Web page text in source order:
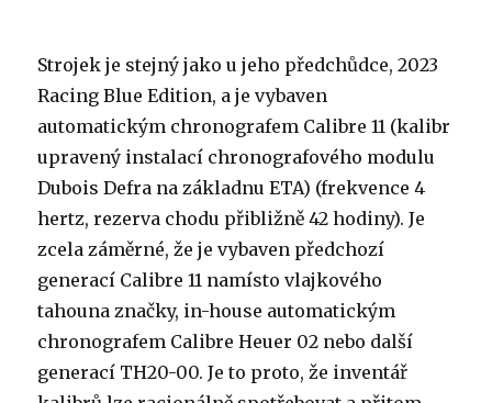
Strojek je stejný jako u jeho předchůdce, 2023
Racing Blue Edition, a je vybaven
automatickým chronografem Calibre 11 (kalibr
upravený instalací chronografového modulu
Dubois Defra na základnu ETA) (frekvence 4
hertz, rezerva chodu přibližně 42 hodiny). Je
zcela záměrné, že je vybaven předchozí
generací Calibre 11 namísto vlajkového
tahouna značky, in-house automatickým
chronografem Calibre Heuer 02 nebo další
generací TH20-00. Je to proto, že inventář